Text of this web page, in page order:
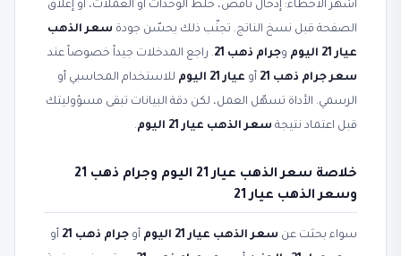
أشهر الأخطاء: إدخال ناقص، خلط الوحدات أو العملات، أو إغلاق
الصفحة قبل نسخ الناتج. تجنّب ذلك يحسّن جودة سعر الذهب
عيار 21 اليوم
وجرام ذهب 21
. راجع المدخلات جيداً خصوصاً عند
سعر جرام ذهب 21
أو عيار 21 اليوم
للاستخدام المحاسبي أو
الرسمي. الأداة تسهّل العمل، لكن دقة البيانات تبقى مسؤوليتك
قبل اعتماد نتيجة سعر الذهب عيار 21 اليوم .
خلاصة سعر الذهب عيار 21 اليوم وجرام ذهب 21
وسعر الذهب عيار 21
سواء بحثت عن سعر الذهب عيار 21 اليوم أو جرام ذهب 21
أو